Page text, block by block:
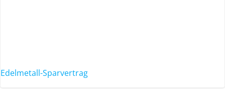
Edelmetall-Sparvertrag